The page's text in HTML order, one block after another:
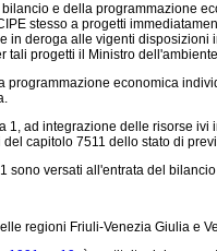
e della programmazione
stesso a progetti
in deroga alle vigenti disposizioni
tali progetti il Ministro
economica
ad integrazione delle risorse ivi
capitolo 7511 dello stato di
versati all'entrata del
regioni Friuli-Venezia Giulia e